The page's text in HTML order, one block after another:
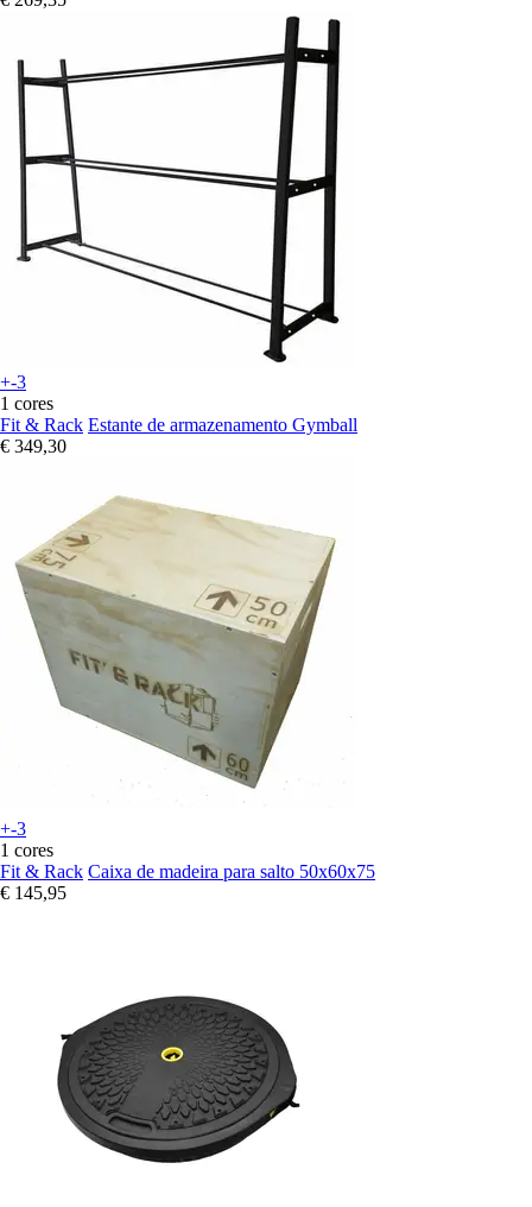
+-3
1 cores
Fit & Rack Estante de armazenamento Gymball
€ 349,30
+-3
1 cores
Fit & Rack Caixa de madeira para salto 50x60x75
€ 145,95